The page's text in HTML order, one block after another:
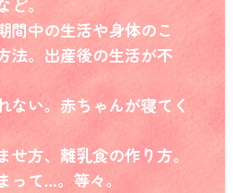
。
間中の生活や身体のこ
法。出産後の生活が不
ない。赤ちゃんが寝てく
方、離乳食の作り方。
って…。等々。